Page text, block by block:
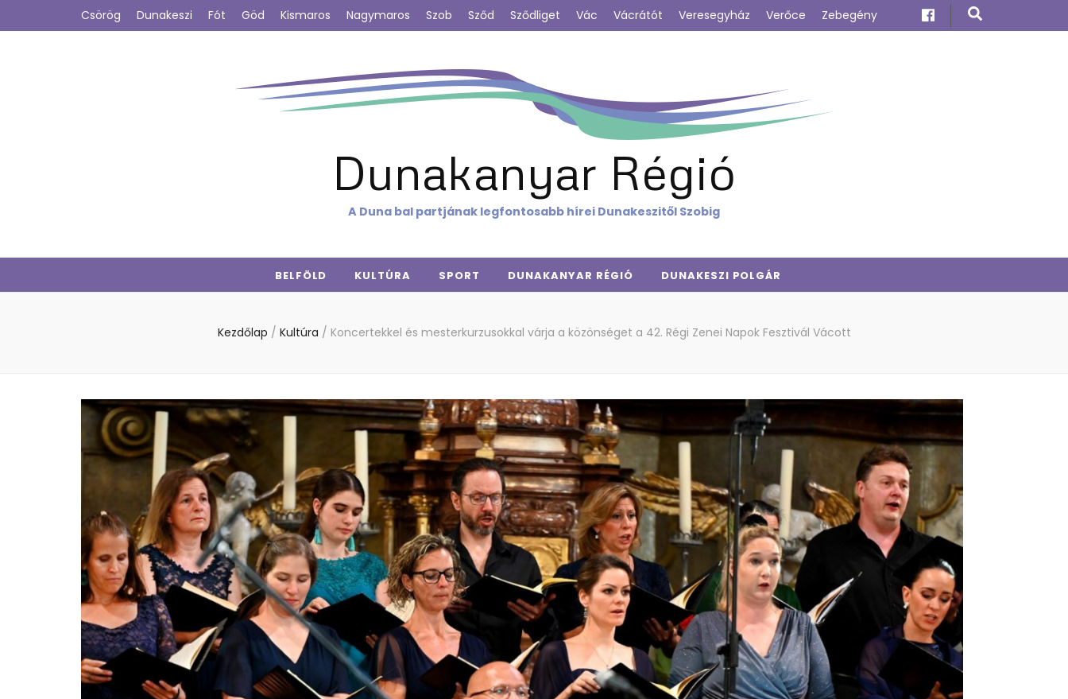
Csörög Dunakeszi Fót Göd Kismaros Nagymaros Szob Sződ Sződliget Vác Vácrátót Veresegyház Verőce Zebegény
Dunakanyar Régió
A Duna bal partjának legfontosabb hírei Dunakeszitől Szobig
BELFÖLD KULTÚRA SPORT DUNAKANYAR RÉGIÓ DUNAKESZI POLGÁR
Kezdőlap / Kultúra / Koncertekkel és mesterkurzusokkal várja a közönséget a 42. Régi Zenei Napok Fesztivál Vácott